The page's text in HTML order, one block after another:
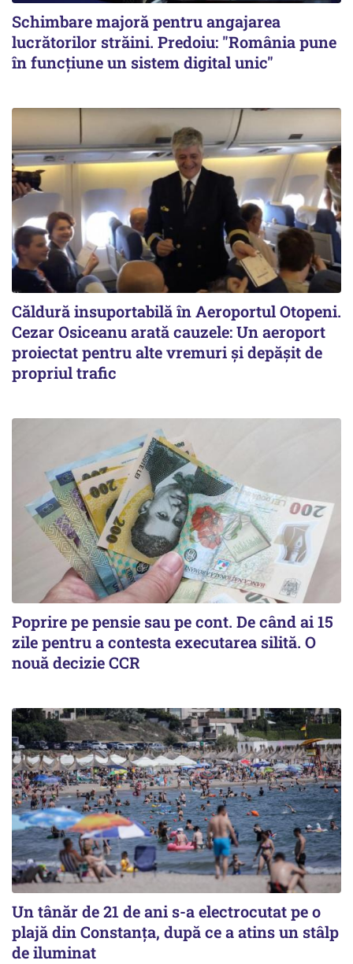
Schimbare majoră pentru angajarea
lucrătorilor străini. Predoiu: "România pune
în funcțiune un sistem digital unic"
Căldură insuportabilă în Aeroportul Otopeni.
Cezar Osiceanu arată cauzele: Un aeroport
proiectat pentru alte vremuri și depășit de
propriul trafic
Poprire pe pensie sau pe cont. De când ai 15
zile pentru a contesta executarea silită. O
nouă decizie CCR
Un tânăr de 21 de ani s-a electrocutat pe o
plajă din Constanța, după ce a atins un stâlp
de iluminat